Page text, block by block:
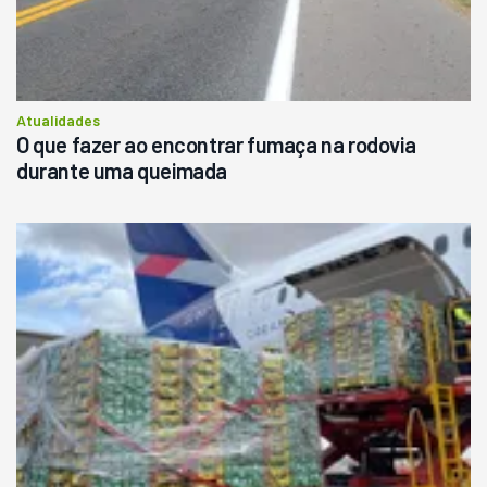
Atualidades
O que fazer ao encontrar fumaça na rodovia
durante uma queimada